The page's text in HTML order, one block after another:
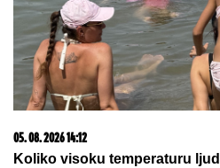
05. 08. 2026 14:12
Koliko visoku temperaturu